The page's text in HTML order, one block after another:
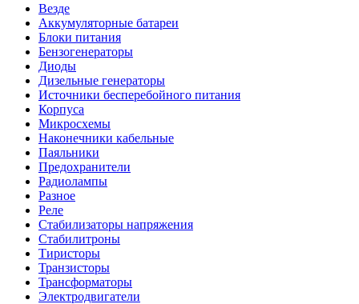
Везде
Аккумуляторные батареи
Блоки питания
Бензогенераторы
Диоды
Дизельные генераторы
Источники бесперебойного питания
Корпуса
Микросхемы
Наконечники кабельные
Паяльники
Предохранители
Радиолампы
Разное
Реле
Стабилизаторы напряжения
Стабилитроны
Тиристоры
Транзисторы
Трансформаторы
Электродвигатели